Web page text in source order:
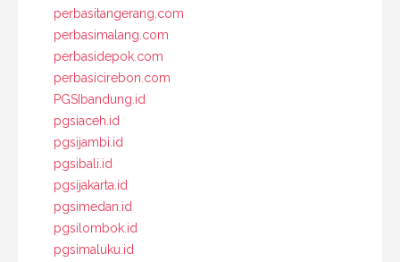
perbasitangerang.com
perbasimalang.com
perbasidepok.com
perbasicirebon.com
PGSIbandung.id
pgsiaceh.id
pgsijambi.id
pgsibali.id
pgsijakarta.id
pgsimedan.id
pgsilombok.id
pgsimaluku.id